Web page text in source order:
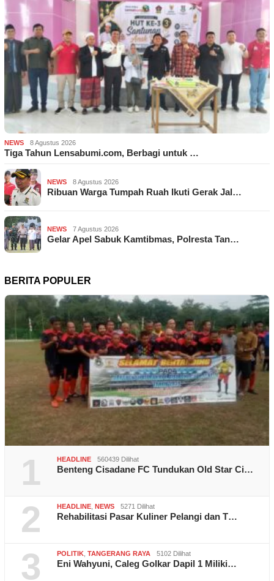
NEWS 8 Agustus 2026
Tiga Tahun Lensabumi.com, Berbagi untuk …
NEWS 8 Agustus 2026
Ribuan Warga Tumpah Ruah Ikuti Gerak Jal…
NEWS 7 Agustus 2026
Gelar Apel Sabuk Kamtibmas, Polresta Tan…
BERITA POPULER
1 HEADLINE 560439 Dilihat
Benteng Cisadane FC Tundukan Old Star Ci…
2 HEADLINE NEWS 5271 Dilihat
Rehabilitasi Pasar Kuliner Pelangi dan T…
3 POLITIK TANGERANG RAYA 5102 Dilihat
Eni Wahyuni, Caleg Golkar Dapil 1 Miliki…